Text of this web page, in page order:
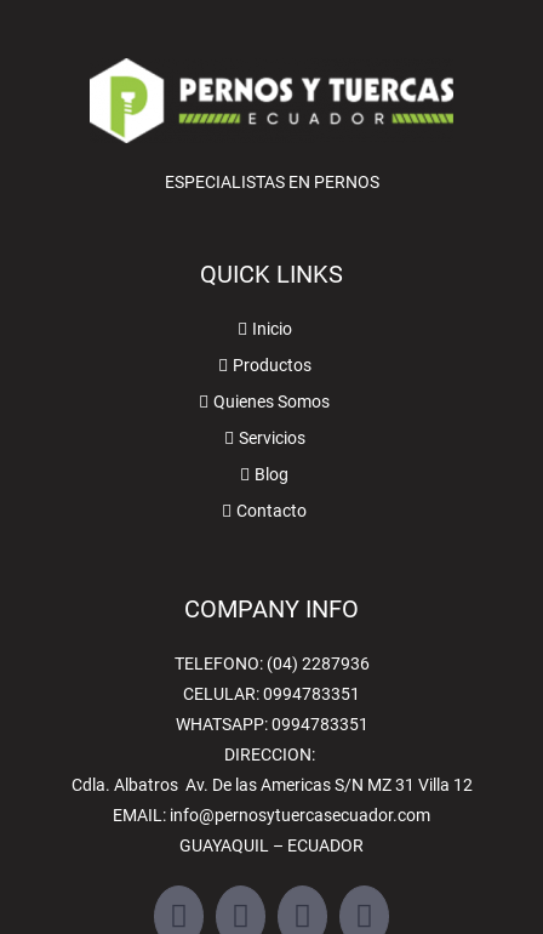
ESPECIALISTAS EN PERNOS
QUICK LINKS
Inicio
Productos
Quienes Somos
Servicios
Blog
Contacto
COMPANY INFO
TELEFONO: (04) 2287936
CELULAR: 0994783351
WHATSAPP: 0994783351
DIRECCION:
Cdla. Albatros Av. De las Americas S/N MZ 31 Villa 12
EMAIL: info@pernosytuercasecuador.com
GUAYAQUIL – ECUADOR